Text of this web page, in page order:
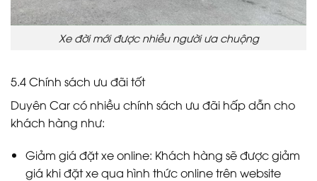
Xe đời mới được nhiều người ưa chuộng
5.4 Chính sách ưu đãi tốt
Duyên Car có nhiều chính sách ưu đãi hấp dẫn cho
khách hàng như:
Giảm giá đặt xe online: Khách hàng sẽ được giảm
giá khi đặt xe qua hình thức online trên website